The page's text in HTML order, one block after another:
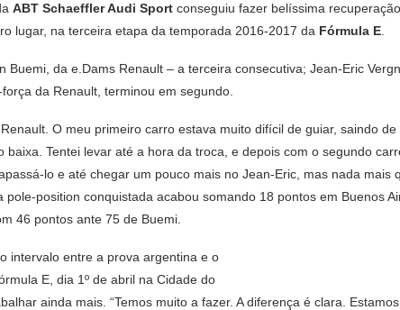
ABT Schaeffler Audi Sport conseguiu fazer belíssima
lugar, na terceira etapa da temporada 2016-2017 da Fórmula E
Buemi, da e.Dams Renault – a terceira consecutiva; Jean-Eric
da Renault, terminou em segundo.
O meu primeiro carro estava muito difícil de guiar, saindo
baixa. Tentei levar até a hora da troca, e depois com o segundo
lo e até chegar um pouco mais no Jean-Eric, mas nada mais
pole-position conquistada acabou somando 18 pontos em Buenos
46 pontos ante 75 de Buemi.
intervalo entre a prova argentina e o
E, dia 1º de abril na Cidade do
ainda mais. “Temos muito a fazer. A diferença é clara.